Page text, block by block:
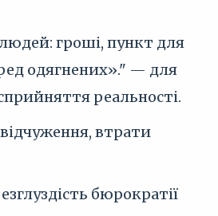
гроші, пункт для
одягнених»." — для
реальності.
втрати
бюрократії